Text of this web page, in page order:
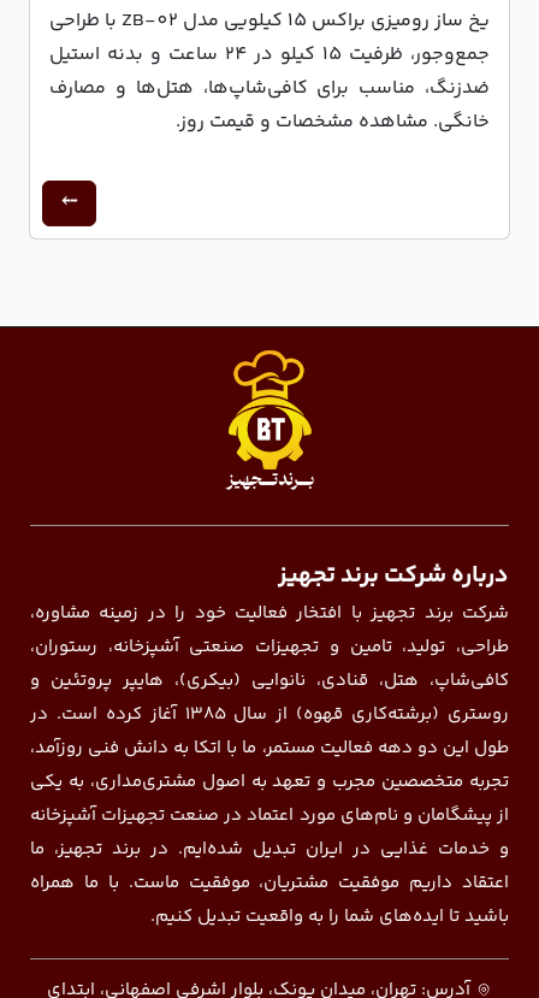
یخ ساز رومیزی براکس 15 کیلویی مدل ZB-02 با طراحی
جمع‌وجور، ظرفیت 15 کیلو در 24 ساعت و بدنه استیل
ضدزنگ، مناسب برای کافی‌شاپ‌ها، هتل‌ها و مصارف
خانگی. مشاهده مشخصات و قیمت روز.
درباره شرکت برند تجهیز
شرکت برند تجهیز با افتخار فعالیت خود را در زمینه مشاوره،
طراحی، تولید، تامین و تجهیزات صنعتی آشپزخانه، رستوران،
کافی‌شاپ، هتل، قنادی، نانوایی (بیکری)، هایپر پروتئین و
روستری (برشته‌کاری قهوه) از سال ۱۳۸۵ آغاز کرده است. در
طول این دو دهه فعالیت مستمر، ما با اتکا به دانش فنی روزآمد،
تجربه متخصصین مجرب و تعهد به اصول مشتری‌مداری، به یکی
از پیشگامان و نام‌های مورد اعتماد در صنعت تجهیزات آشپزخانه
و خدمات غذایی در ایران تبدیل شده‌ایم. در برند تجهیز، ما
اعتقاد داریم موفقیت مشتریان، موفقیت ماست. با ما همراه
باشید تا ایده‌های شما را به واقعیت تبدیل کنیم.
آدرس: تهران، میدان پونک، بلوار اشرفی اصفهانی، ابتدای